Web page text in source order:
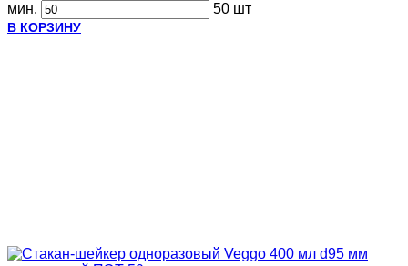
мин.
50 шт
В КОРЗИНУ